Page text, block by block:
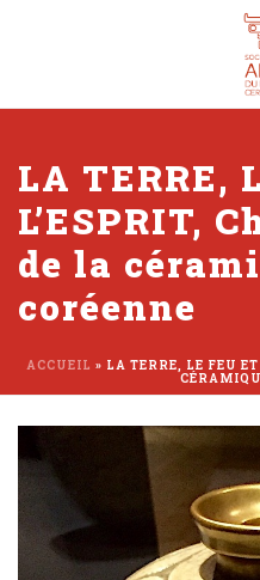
LA TERRE,
L’ESPRIT,
de la
coréenne
ACCUEIL » LA TERRE, LE FEU